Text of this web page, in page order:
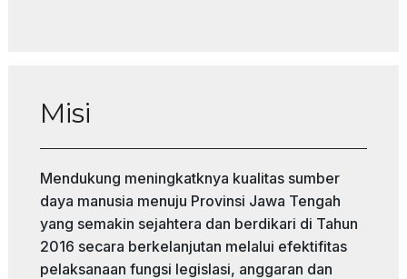
Misi
Mendukung​ meningkatknya kualitas sumber
daya manusia menuju Provinsi Jawa Tengah
yang semakin sejahtera dan berdikari di Tahun
2016 secara berkelanjutan melalui efektifitas
pelaksanaan fungsi legislasi, anggaran dan